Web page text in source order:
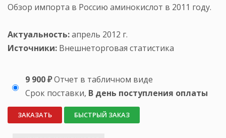
Обзор импорта в Россию аминокислот в 2011 году.
Актуальность:апрель 2012 г.
Источники: Внешнеторговая статистика
9 900 ₽Отчет в табличном виде
Срок поставки, В день поступления оплаты
ЗАКАЗАТЬ БЫСТРЫЙ ЗАКАЗ